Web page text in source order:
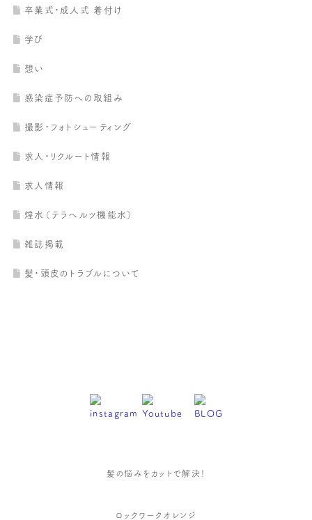
卒業式・成人式 着付け
学び
想い
感染症予防への取組み
撮影・フォトシューティング
求人・リクルート情報
求人情報
煌水（テラヘルツ機能水）
雑誌掲載
髪・頭皮のトラブルについて
髪の悩みをカットで解決！
ロックワークオレンジ